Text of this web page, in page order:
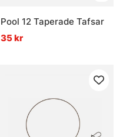
Pool 12 Taperade Tafsar
35 kr